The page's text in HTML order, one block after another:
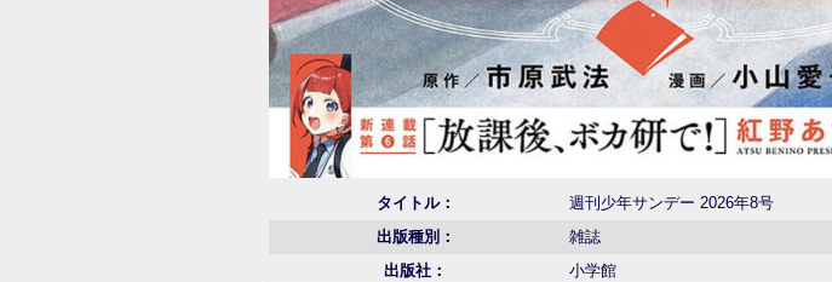
タイトル：
週刊少年サンデー 2026年8号
出版種別：
雑誌
出版社：
小学館